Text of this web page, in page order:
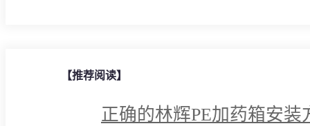
【推荐阅读】
正确的林辉PE加药箱安